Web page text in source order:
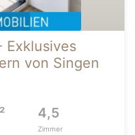
von Singen
4,5
Zimmer